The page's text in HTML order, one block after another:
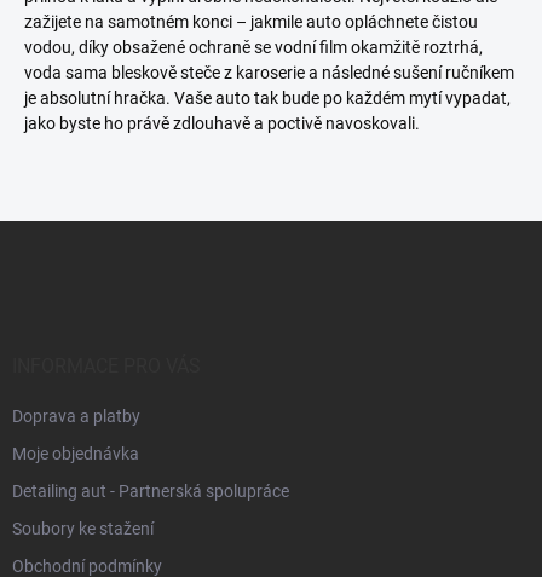
zažijete na samotném konci – jakmile auto opláchnete čistou
vodou, díky obsažené ochraně se vodní film okamžitě roztrhá,
voda sama bleskově steče z karoserie a následné sušení ručníkem
je absolutní hračka. Vaše auto tak bude po každém mytí vypadat,
jako byste ho právě zdlouhavě a poctivě navoskovali.
Doprava a platby
Moje objednávka
Detailing aut - Partnerská spolupráce
Soubory ke stažení
Obchodní podmínky